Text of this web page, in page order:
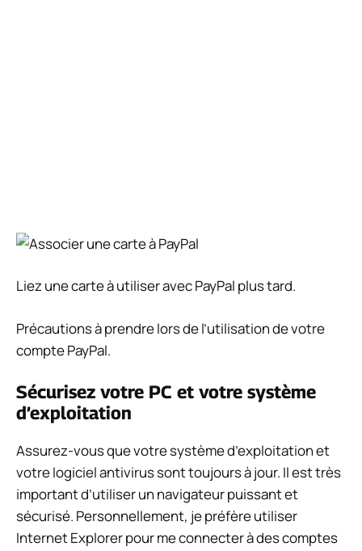
Liez une carte à utiliser avec PayPal plus tard.
Précautions à prendre lors de l’utilisation de votre
compte PayPal.
Sécurisez votre PC et votre système
d’exploitation
Assurez-vous que votre système d’exploitation et
votre logiciel antivirus sont toujours à jour. Il est très
important d’utiliser un navigateur puissant et
sécurisé. Personnellement, je préfère utiliser
Internet Explorer pour me connecter à des comptes